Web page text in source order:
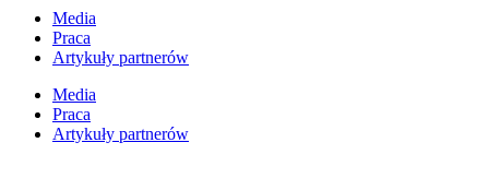
Przejdź
treści
Media
Praca
Artykuły partnerów
Media
Praca
Artykuły partnerów